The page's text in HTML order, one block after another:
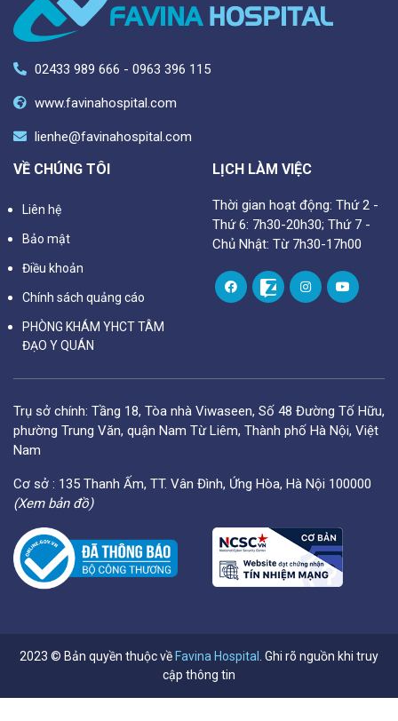
02433 989 666 - 0963 396 115
www.favinahospital.com
lienhe@favinahospital.com
VỀ CHÚNG TÔI
Liên hệ
Bảo mật
Điều khoản
Chính sách quảng cáo
PHÒNG KHÁM YHCT TÂM
ĐẠO Y QUÁN
LỊCH LÀM VIỆC
Thời gian hoạt động: Thứ 2 -
Thứ 6: 7h30-20h30; Thứ 7 -
Chủ Nhật: Từ 7h30-17h00
Trụ sở chính: Tầng 18, Tòa nhà Viwaseen, Số 48 Đường Tố Hữu,
phường Trung Văn, quận Nam Từ Liêm, Thành phố Hà Nội, Việt
Nam
Cơ sở : 135 Thanh Ấm, TT. Vân Đình, Ứng Hòa, Hà Nội 100000
(Xem bản đồ)
2023 © Bản quyền thuộc về Favina Hospital
. Ghi rõ nguồn khi truy
cập thông tin